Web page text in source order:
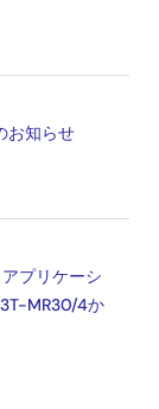
お知らせ
プリケーシ
MR30/4か